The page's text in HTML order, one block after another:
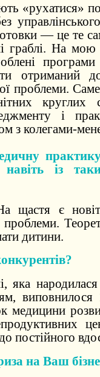
«рухатися»
— це те
граблі. На
програми
отриманий
проблеми.
круглих
і
з колегами-
із
є
проблеми.
дитини.
яка
медицини
постійного
на Ваш